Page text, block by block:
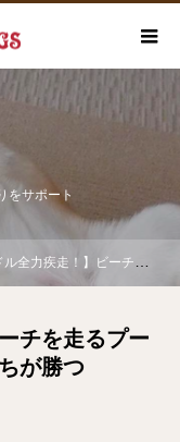
をサポート
ーチを走るプードルと人間のかけっこ！どっちが勝つの？！？
チを走るプー
が勝つ